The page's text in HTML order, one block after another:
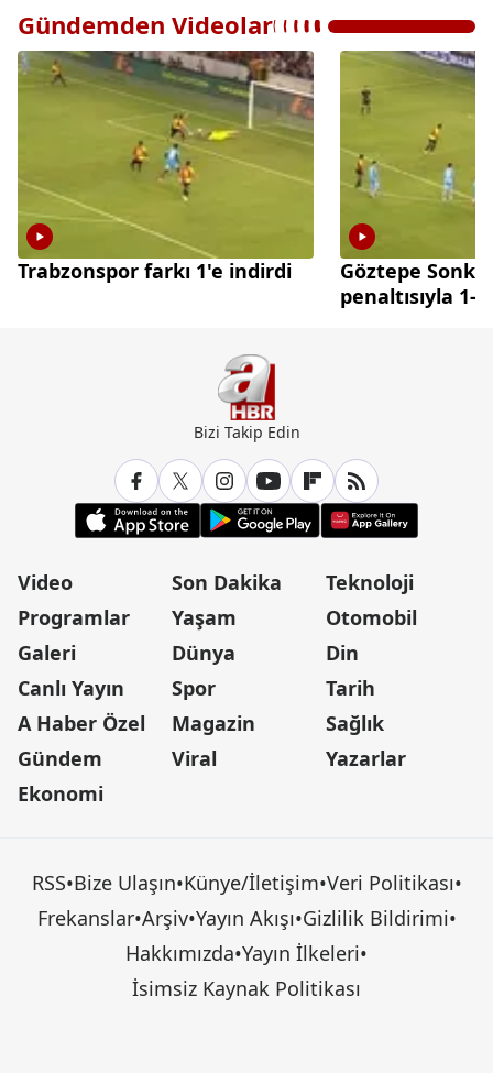
Gündemden Videolar
Trabzonspor farkı 1'e indirdi
Göztepe
penaltısıyla 1-
Bizi Takip Edin
Video
Programlar
Galeri
Canlı Yayın
A Haber Özel
Gündem
Ekonomi
Son Dakika
Yaşam
Dünya
Spor
Magazin
Viral
Teknoloji
Otomobil
Din
Tarih
Sağlık
Yazarlar
RSS•Bize Ulaşın•Künye/İletişim•Veri Politikası•
Frekanslar•Arşiv•Yayın Akışı•Gizlilik Bildirimi•
Hakkımızda•Yayın İlkeleri•
İsimsiz Kaynak Politikası